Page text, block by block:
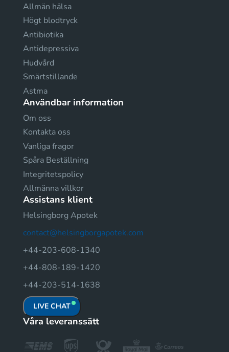
Allmän hälsa
Högt blodtryck
Antibiotika
Antidepressiva
Hudvård
Smärtstillande
Astma
Användbar information
Om oss
Kontakta oss
Vanliga fragor
Spåra Beställning
Integritetspolicy
Allmänna villkor
Assistans klient
Helsingborg Apotek
contact@helsingborgapotek.com
+44-203-608-1340
+44-808-189-1420
+44-203-514-1638
LIVE CHAT
Våra leveranssätt